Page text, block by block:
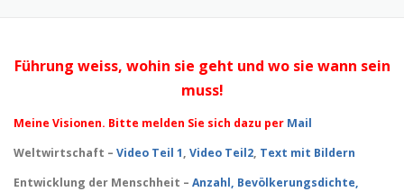
Führung weiss, wohin sie geht und wo sie wann sein
muss!
Meine Visionen. Bitte melden Sie sich dazu per Mail
Weltwirtschaft – Video Teil 1, Video Teil2, Text mit Bildern
Entwicklung der Menschheit – Anzahl, Bevölkerungsdichte,